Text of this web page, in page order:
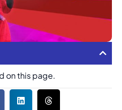
on this page.